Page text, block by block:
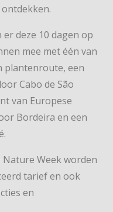
deze 10 dagen op
mee met één van
plantenroute, een
Cabo de São
van Europese
Bordeira en een
Week worden
tarief en ook
en